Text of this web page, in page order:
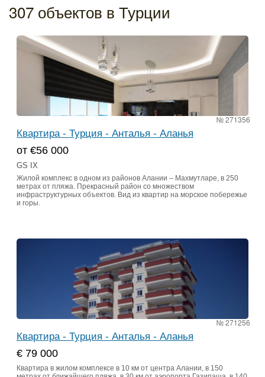
307 объектов в Турции
№ 271356
Квартира - Турция - Анталья - Аланья
от €56 000
GS IX
Жилой комплекс в одном из районов Алании – Махмутларе, в 250
метрах от пляжа. Прекрасный район со множеством
инфраструктурных объектов. Вид из квартир на морское побережье
и горы.
№ 271256
Квартира - Турция - Анталья - Аланья
€ 79 000
Квартира в жилом комплексе в 10 км от центра Алании, в 150